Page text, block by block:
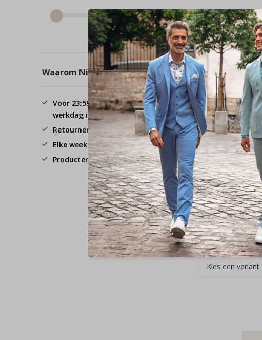
Tommy
Slippers Flip
Molded Beach
Desert Sky
DW5)
€ 44,90
Deliverytime
Waarom Nieuwnieuw.com?
Voor 23:59 besteld, de volgende
werkdag in huis!
Retourneren binnen 30 dagen.
Elke week 3 koopavonden
Producten van hoge kwaliteit